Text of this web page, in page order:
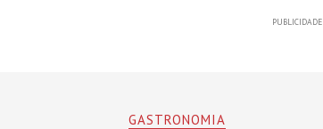
PUBLICIDADE
GASTRONOMIA